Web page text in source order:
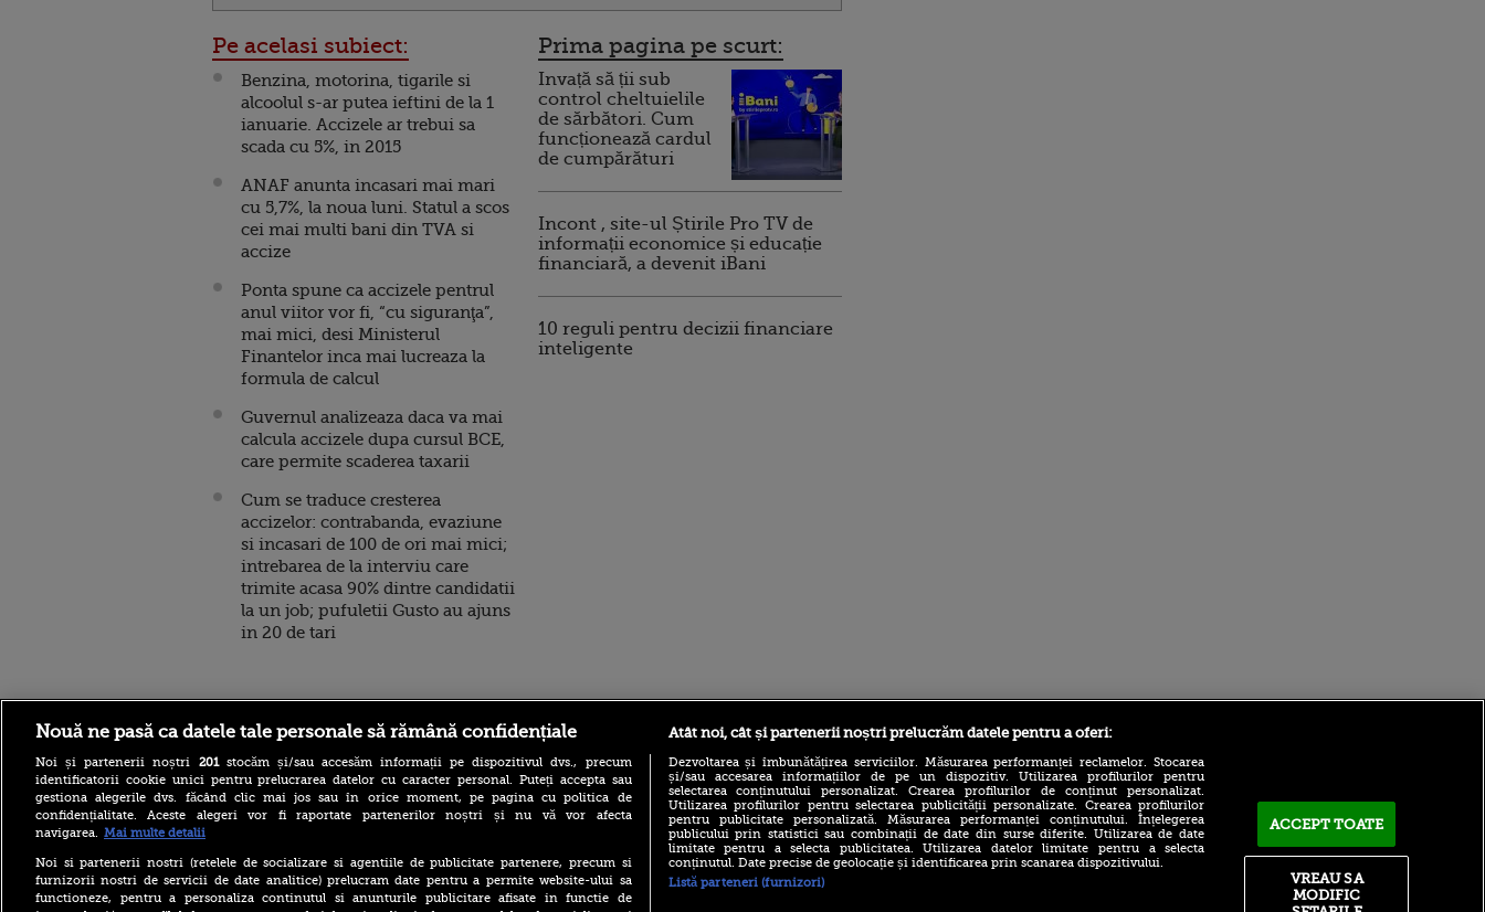
Pe acelasi subiect:
Benzina, motorina, tigarile si
alcoolul s-ar putea ieftini de la 1
ianuarie. Accizele ar trebui sa
scada cu 5%, in 2015
ANAF anunta incasari mai mari
cu 5,7%, la noua luni. Statul a scos
cei mai multi bani din TVA si
accize
Ponta spune ca accizele pentrul
anul viitor vor fi, “cu siguranţa”,
mai mici, desi Ministerul
Finantelor inca mai lucreaza la
formula de calcul
Guvernul analizeaza daca va mai
calcula accizele dupa cursul BCE,
care permite scaderea taxarii
Cum se traduce cresterea
accizelor: contrabanda, evaziune
si incasari de 100 de ori mai mici;
intrebarea de la interviu care
trimite acasa 90% dintre candidatii
la un job; pufuletii Gusto au ajuns
in 20 de tari
Prima pagina pe scurt:
Invață să ții sub
control cheltuielile
de sărbători. Cum
funcționează cardul
de cumpărături
Incont , site-ul Știrile Pro TV de
informații economice și educație
financiară, a devenit iBani
10 reguli pentru decizii financiare
inteligente
Stirileprotv.ro
Portocale – beneficii,
proprietăți nutriționale și
utilizări surprinzătoare
ilike-it.ro foodstory.ro
(P) Descoperă Lumea
Procinema.ro Sport.ro
Antonio Folha, OUT! El e
Nouă ne pasă ca datele tale personale să rămână confidențiale
Noi și partenerii noștri 201stocăm și/sau accesăm informații pe dispozitivul dvs., precum
identificatorii cookie unici pentru prelucrarea datelor cu caracter personal. Puteți accepta sau
gestiona alegerile dvs. făcând clic mai jos sau în orice moment, pe pagina cu politica de
confidențialitate. Aceste alegeri vor fi raportate partenerilor noștri și nu vă vor afecta
navigarea. Mai multe detalii
Noi si partenerii nostri (retelele de socializare si agentiile de publicitate partenere, precum si
furnizorii nostri de servicii de date analitice) prelucram date pentru a permite website-ului sa
functioneze, pentru a personaliza continutul si anunturile publicitare afisate in functie de
Atât noi, cât și partenerii noștri prelucrăm datele pentru a oferi:
Dezvoltarea și îmbunătățirea serviciilor. Măsurarea performanței reclamelor. Stocarea
și/sau accesarea informațiilor de pe un dispozitiv. Utilizarea profilurilor pentru
selectarea conținutului personalizat. Crearea profilurilor de conținut personalizat.
Utilizarea profilurilor pentru selectarea publicității personalizate. Crearea profilurilor
pentru publicitate personalizată. Măsurarea performanței conținutului. Înțelegerea
publicului prin statistici sau combinații de date din surse diferite. Utilizarea de date
limitate pentru a selecta publicitatea. Utilizarea datelor limitate pentru a selecta
conținutul. Date precise de geolocație și identificarea prin scanarea dispozitivului.
Listă parteneri (furnizori)
ACCEPT TOATE
VREAU SA
MODIFIC